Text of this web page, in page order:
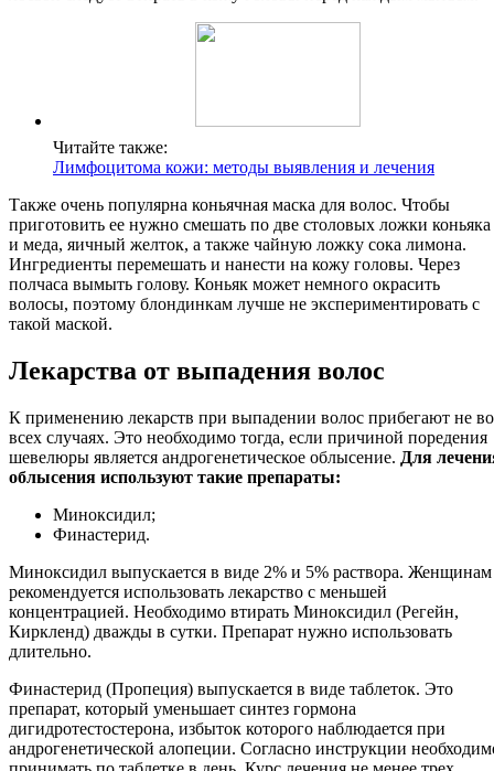
Читайте также:
Лимфоцитома кожи: методы выявления и лечения
Также очень популярна коньячная маска для волос. Чтобы
приготовить ее нужно смешать по две столовых ложки коньяка
и меда, яичный желток, а также чайную ложку сока лимона.
Ингредиенты перемешать и нанести на кожу головы. Через
полчаса вымыть голову. Коньяк может немного окрасить
волосы, поэтому блондинкам лучше не экспериментировать с
такой маской.
Лекарства от выпадения волос
К применению лекарств при выпадении волос прибегают не во
всех случаях. Это необходимо тогда, если причиной поредения
шевелюры является андрогенетическое облысение. Для
облысения используют такие препараты:
Миноксидил;
Финастерид.
Миноксидил выпускается в виде 2% и 5% раствора. Женщинам
рекомендуется использовать лекарство с меньшей
концентрацией. Необходимо втирать Миноксидил (Регейн,
Киркленд) дважды в сутки. Препарат нужно использовать
длительно.
Финастерид (Пропеция) выпускается в виде таблеток. Это
препарат, который уменьшает синтез гормона
дигидротестостерона, избыток которого наблюдается при
андрогенетической алопеции. Согласно инструкции